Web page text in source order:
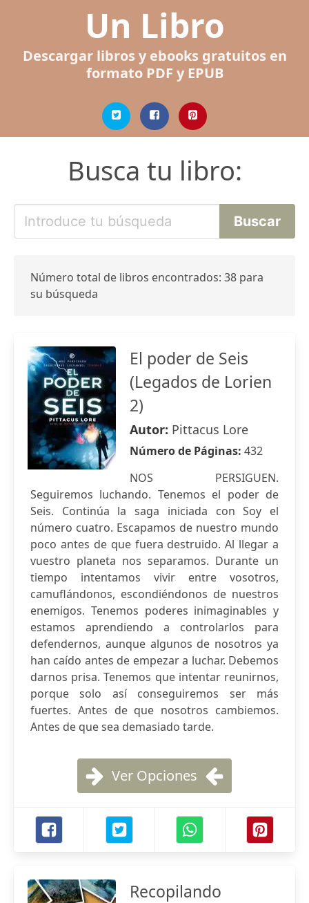
Un Libro
Descargar libros y ebooks gratuitos en
formato PDF y EPUB
Busca tu libro:
Número total de libros encontrados: 38 para
su búsqueda
El poder de Seis
(Legados de Lorien
2)
Autor: Pittacus Lore
Número de Páginas: 432
NOS PERSIGUEN.
Seguiremos luchando. Tenemos el poder de
Seis. Continúa la saga iniciada con Soy el
número cuatro. Escapamos de nuestro mundo
poco antes de que fuera destruido. Al llegar a
vuestro planeta nos separamos. Durante un
tiempo intentamos vivir entre vosotros,
camuflándonos, escondiéndonos de nuestros
enemigos. Tenemos poderes inimaginables y
estamos aprendiendo a controlarlos para
defendernos, aunque algunos de nosotros ya
han caído antes de empezar a luchar. Debemos
darnos prisa. Tenemos que intentar reunirnos,
porque solo así conseguiremos ser más
fuertes. Antes de que nosotros cambiemos.
Antes de que sea demasiado tarde.
Ver Opciones
Recopilando